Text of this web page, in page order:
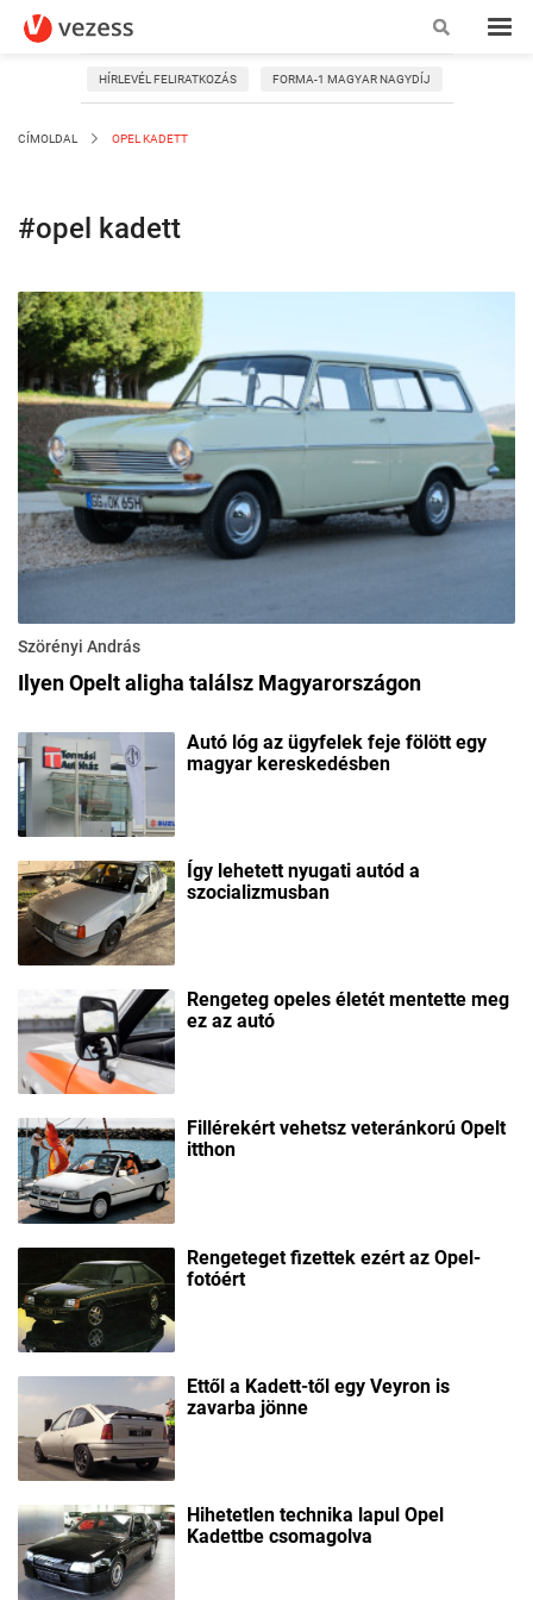
HÍRLEVÉL FELIRATKOZÁS FORMA-1 MAGYAR NAGYDÍJ
CÍMOLDAL OPEL KADETT
#opel kadett
Szörényi András
Ilyen Opelt aligha találsz Magyarországon
Autó lóg az ügyfelek feje fölött egy
magyar kereskedésben
Így lehetett nyugati autód a
szocializmusban
Rengeteg opeles életét mentette meg
ez az autó
Fillérekért vehetsz veteránkorú Opelt
itthon
Rengeteget fizettek ezért az Opel-
fotóért
Ettől a Kadett-től egy Veyron is
zavarba jönne
Hihetetlen technika lapul Opel
Kadettbe csomagolva